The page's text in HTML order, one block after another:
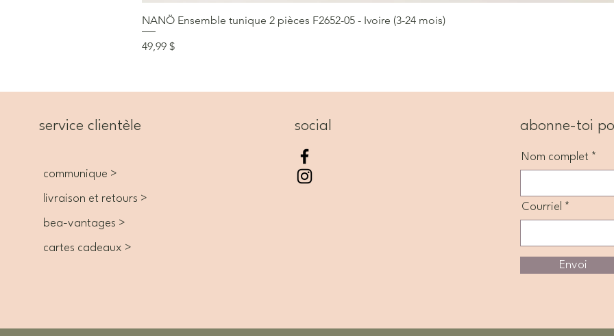
Aperçu rapide
NANÖ Ensemble tunique 2 pièces F2652-05 - Ivoire (3-24 mois)
Prix
49,99 $
service clientèle
communique >
livraison et retours >
bea-vantages >
cartes cadeaux >
social abonne-toi
Nom complet
Courriel
Envoi